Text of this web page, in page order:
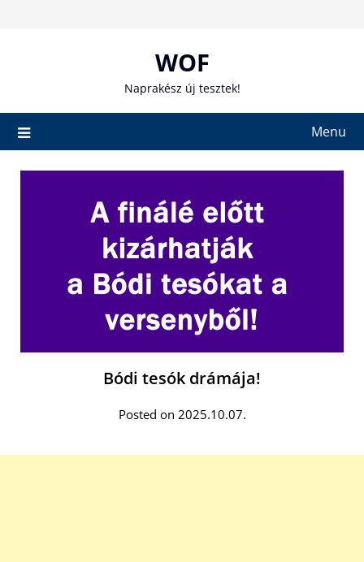
WOF
Naprakész új tesztek!
Menu
Bódi tesók drámája!
Posted on 2025.10.07.